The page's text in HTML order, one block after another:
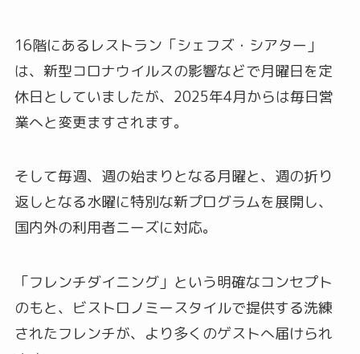
16階にあるレストラン「シェフズ・シアター」
は、新型コロナウイルスの影響などで月曜日を定
休日としていましたが、2025年4月からは毎日営
業へと変更ますされます。
そして毎週、週の始まりとなる月曜と、週の折り
返しとなる水曜に特別な新プログラムを展開し、
国内外の利用者ニーズに対応。
「フレンチダイニング」という明確なコンセプト
のもと、ビストロノミースタイルで提供する洗練
されたフレンチが、より多くのゲストへ届けられ